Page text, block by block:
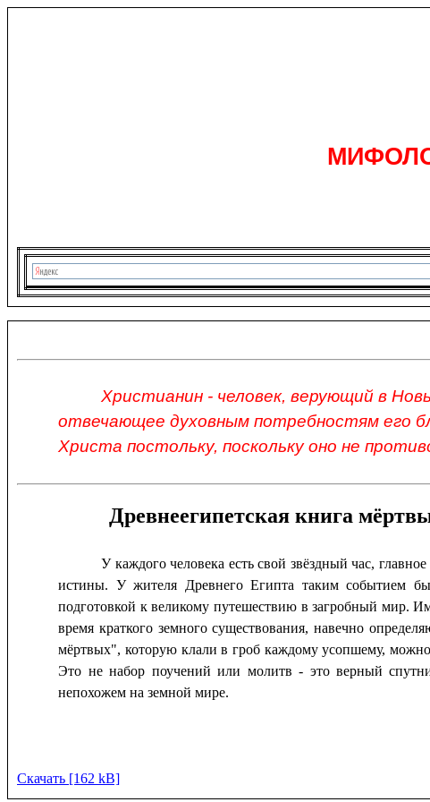
Христианин - человек, верующий в
отвечающее духовным потребностям его
Христа постольку, поскольку оно не
Древнеегипетская книга
У каждого человека есть свой звёздный час,
истины. У жителя Древнего Египта таким событием
подготовкой к великому путешествию в загробный мир.
время краткого земного существования, навечно
мёртвых", которую клали в гроб каждому усопшему,
Это не набор поучений или молитв - это верный
непохожем на земной мире.
Скачать [162 kB]